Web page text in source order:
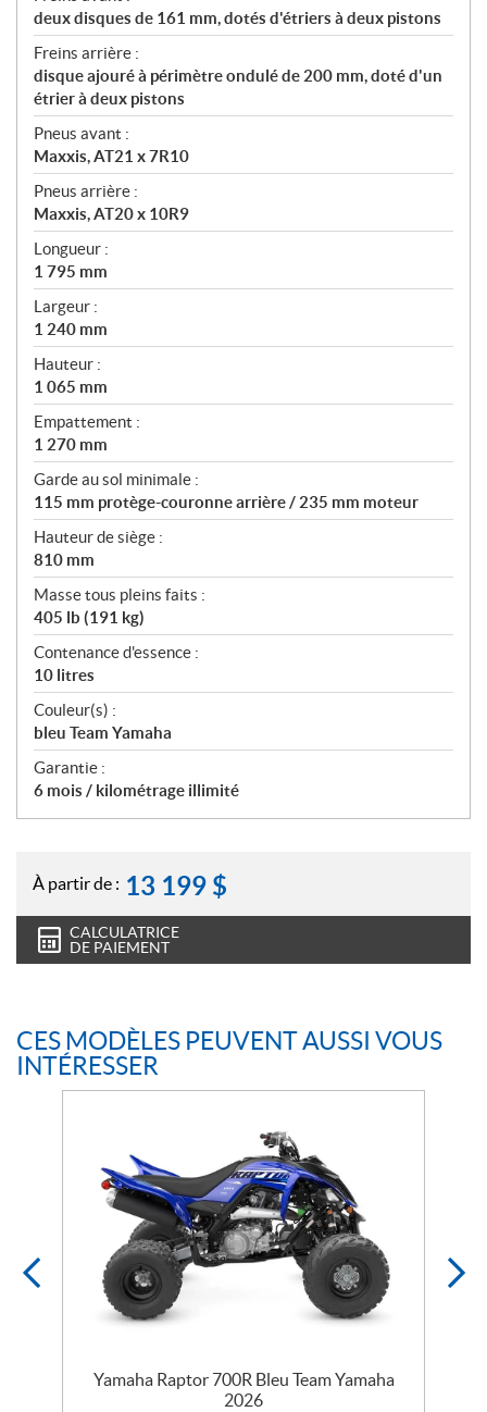
deux disques de 161 mm, dotés d'étriers à deux pistons
Freins arrière :
disque ajouré à périmètre ondulé de 200 mm, doté d'un
étrier à deux pistons
Pneus avant :
Maxxis, AT21 x 7R10
Pneus arrière :
Maxxis, AT20 x 10R9
Longueur :
1 795 mm
Largeur :
1 240 mm
Hauteur :
1 065 mm
Empattement :
1 270 mm
Garde au sol minimale :
115 mm protège-couronne arrière / 235 mm moteur
Hauteur de siège :
810 mm
Masse tous pleins faits :
405 lb (191 kg)
Contenance d'essence :
10 litres
Couleur(s) :
bleu Team Yamaha
Garantie :
6 mois / kilométrage illimité
À partir de : 13 199 $
CALCULATRICE
DE PAIEMENT
CES MODÈLES PEUVENT AUSSI VOUS
INTÉRESSER
Yamaha Raptor 700R Bleu Team Yamaha
2026